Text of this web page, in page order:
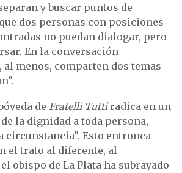
y buscar puntos de
dos personas con posiciones
no puedan dialogar, pero
En la conversación
al menos, comparten dos temas
de Fratelli Tuttiradica en un
la dignidad a toda persona,
circunstancia”. Esto entronca
el trato al diferente, al
obispo de La Plata ha subrayado